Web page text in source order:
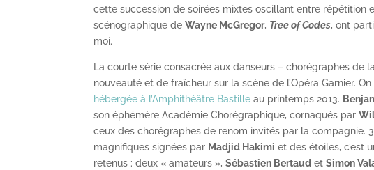
cette succession de soirées mixtes oscillant entre répétition
scénographique deWayne McGregor, Tree of Codes, ont
moi.
La courte série consacrée aux danseurs – chorégraphes
nouveauté et de fraîcheur sur la scène de l’Opéra Garnier.
hébergée à l’Amphithéâtre Bastille au printemps 2013.
son éphémère Académie Chorégraphique, cornaqués par
ceux des chorégraphes de renom invités par la compagnie.
magnifiques signées par Madjid Hakimi et des étoiles, c’est
retenus : deux « amateurs »,Sébastien Bertaud etSimon